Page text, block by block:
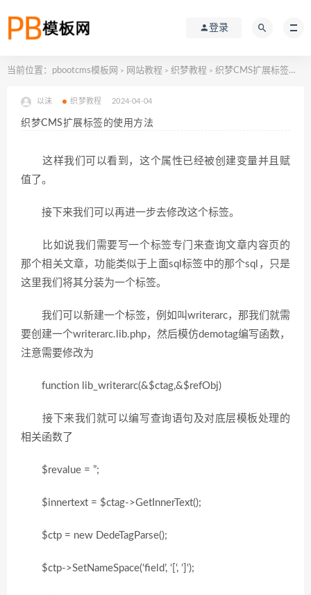
登录
当前位置： pbootcms模板网 > 网站教程 > 织梦教程 > 织梦CMS扩展标签的使用方法
以沫 织梦教程 2024-04-04
织梦CMS扩展标签的使用方法
这样我们可以看到，这个属性已经被创建变量并且赋
值了。
接下来我们可以再进一步去修改这个标签。
比如说我们需要写一个标签专门来查询文章内容页的
那个相关文章，功能类似于上面sql标签中的那个sql，只是
这里我们将其分装为一个标签。
我们可以新建一个标签，例如叫writerarc，那我们就需
要创建一个writerarc.lib.php，然后模仿demotag编写函数，
注意需要修改为
function lib_writerarc(&$ctag,&$refObj)
接下来我们就可以编写查询语句及对底层模板处理的
相关函数了
$revalue = ”;
$innertext = $ctag->GetInnerText();
$ctp = new DedeTagParse();
$ctp->SetNameSpace(‘field’, ‘[‘, ‘]‘);